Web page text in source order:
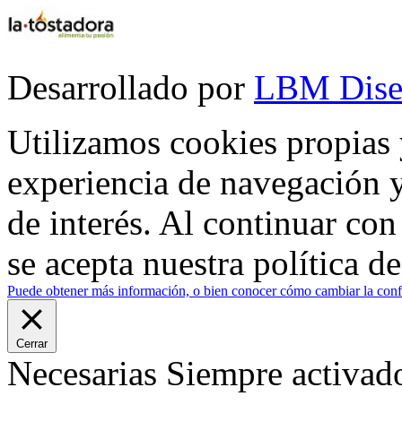
Desarrollado por LBM
Utilizamos cookies propias
experiencia de
de interés. Al continuar
se acepta nuestra política
Puede obtener más información, o bien conocer cómo cambiar la
Cerrar
Necesarias Siempre